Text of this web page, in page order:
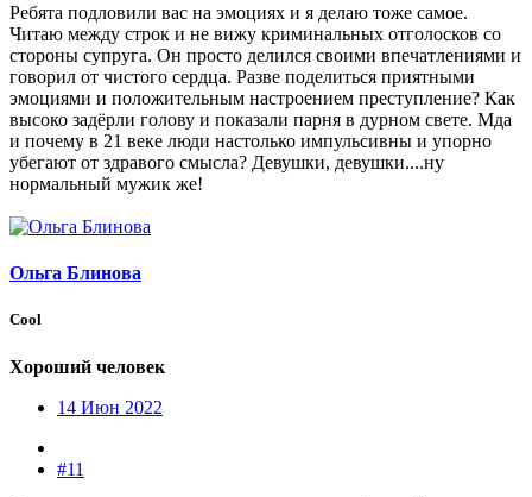
Ребята подловили вас на эмоциях и я делаю тоже самое.
Читаю между строк и не вижу криминальных отголосков со
стороны супруга. Он просто делился своими впечатлениями и
говорил от чистого сердца. Разве поделиться приятными
эмоциями и положительным настроением преступление? Как
высоко задёрли голову и показали парня в дурном свете. Мда
и почему в 21 веке люди настолько импульсивны и упорно
убегают от здравого смысла? Девушки, девушки....ну
нормальный мужик же!
Ольга Блинова
Cool
Хороший человек
14 Июн 2022
#11